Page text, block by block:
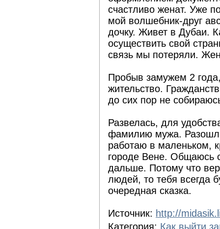
счастливо женат. Уже
мой волшебник-друг
дочку. Живет в Дубаи.
осуществить свой
связь мы потеряли.
Пробыв замужем 2
жительство.
до сих пор не
Развелась, для
фамилию мужа.
работаю в маленьком,
городе Вене. Общаюсь
дальше. Потому что
людей, то тебя всегда
очередная сказка.
Источник: http://
Категория: Как выйти